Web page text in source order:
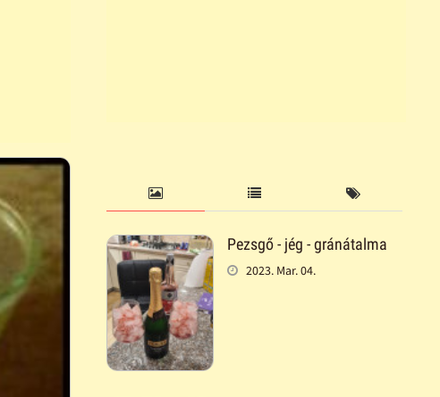
Pezsgő - jég - gránátalma
2023. Mar. 04.